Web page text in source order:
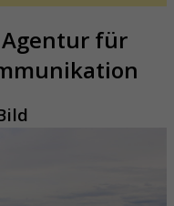
Agentur für